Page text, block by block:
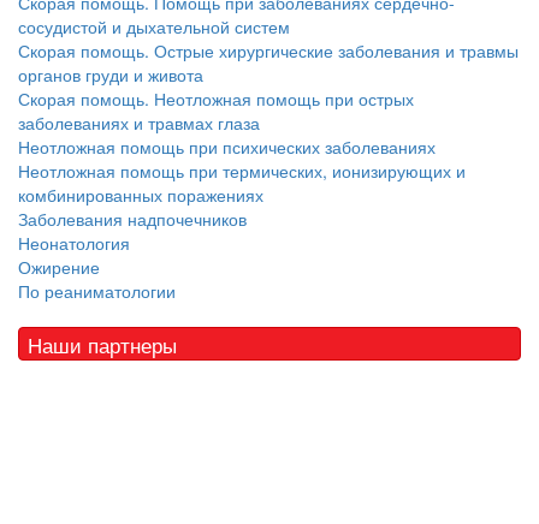
сосудистой и дыхательной систем
Скорая помощь. Острые хирургические заболевания и травмы
органов груди и живота
Скорая помощь. Неотложная помощь при острых
заболеваниях и травмах глаза
Неотложная помощь при психических заболеваниях
Неотложная помощь при термических, ионизирующих и
комбинированных поражениях
Заболевания надпочечников
Неонатология
Ожирение
По реаниматологии
Наши партнеры